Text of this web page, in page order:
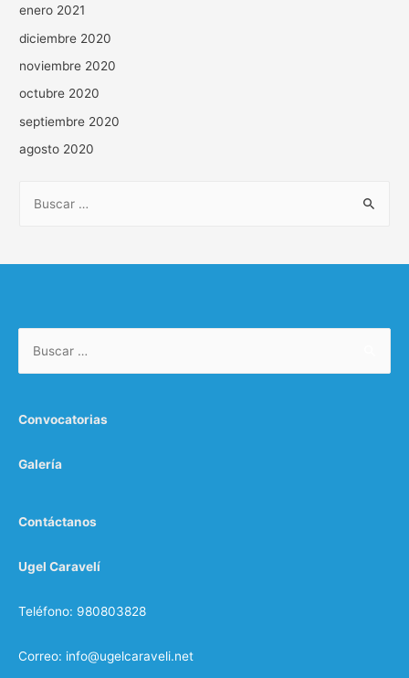
enero 2021
diciembre 2020
noviembre 2020
octubre 2020
septiembre 2020
agosto 2020
Convocatorias
Galería
Contáctanos
Ugel Caravelí
Teléfono: 980803828
Correo: info@ugelcaraveli.net